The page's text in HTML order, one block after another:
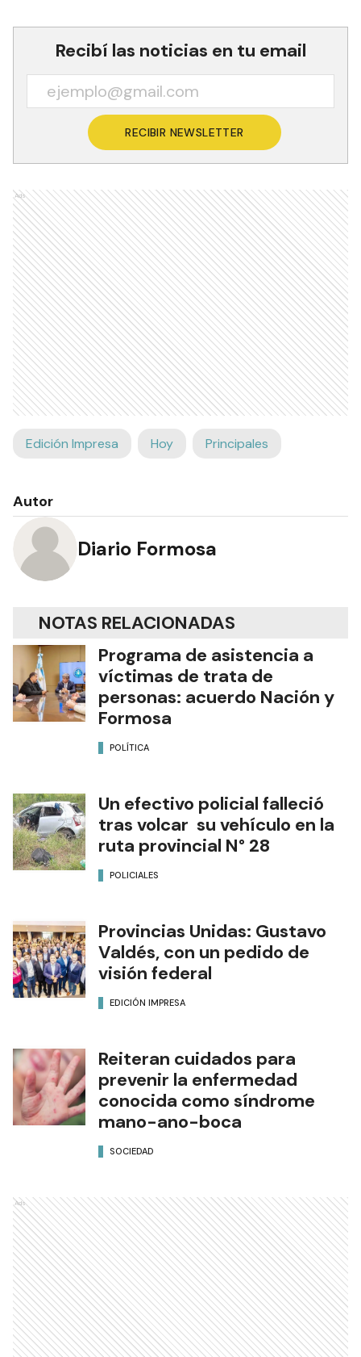
resplandeciente”.
Recibí las noticias en tu email
RECIBIR NEWSLETTER
Ads
Autor
NOTAS RELACIONADAS
Programa de asistencia a
víctimas de trata de
personas: acuerdo Nación y
Formosa
Un efectivo policial falleció
tras volcar su vehículo en la
ruta provincial N° 28
Provincias Unidas: Gustavo
Valdés, con un pedido de
visión federal
Reiteran cuidados para
prevenir la enfermedad
conocida como síndrome
mano-ano-boca
Ads